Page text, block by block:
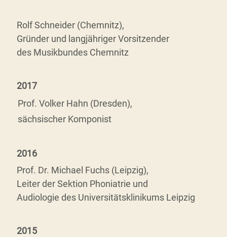
Rolf Schneider (Chemnitz),
Gründer und langjähriger Vorsitzender
des Musikbundes Chemnitz
2017
Prof. Volker Hahn (Dresden),
sächsischer Komponist
2016
Prof. Dr. Michael Fuchs (Leipzig),
Leiter der Sektion Phoniatrie und
Audiologie des Universitätsklinikums Leipzig
2015